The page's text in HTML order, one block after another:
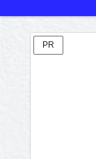
PR